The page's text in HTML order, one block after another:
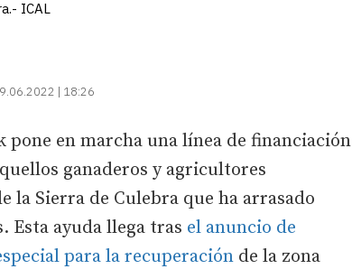
ICAL
| 18:26
pone en marcha una línea de financiación
ganaderos y agricultores
la Sierra de Culebra que ha arrasado
Esta ayuda llega tras el anuncio de
para la recuperación de la zona